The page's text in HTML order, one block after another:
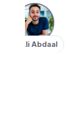
Ali Abdaal